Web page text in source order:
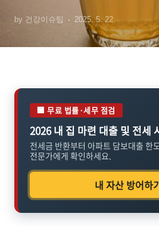
by 건강이슈팁 2025. 5. 22.
🏢 무료 법률·세무 점검
2026 내 집 마련 대출 및 전세
전세금 반환부터 아파트 담보대출 한
전문가에게 확인하세요.
내 자산 방어하